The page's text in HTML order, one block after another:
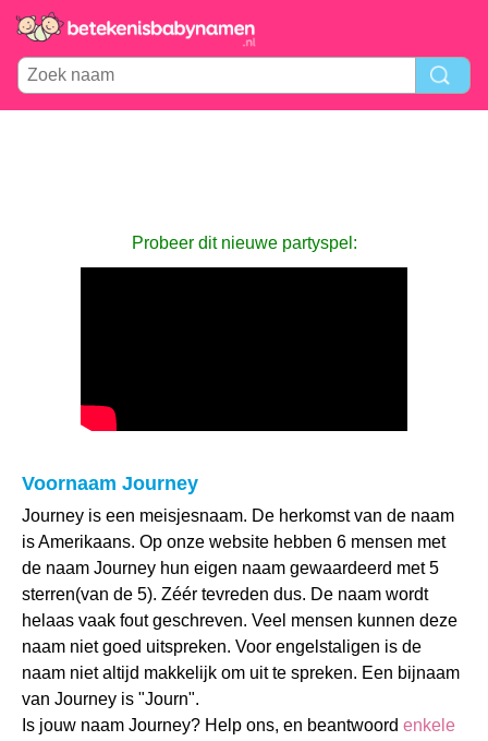
Probeer dit nieuwe partyspel:
Voornaam Journey
Journey is een meisjesnaam. De herkomst van de naam
is Amerikaans. Op onze website hebben 6 mensen met
de naam Journey hun eigen naam gewaardeerd met 5
sterren(van de 5). Zéér tevreden dus. De naam wordt
helaas vaak fout geschreven. Veel mensen kunnen deze
naam niet goed uitspreken. Voor engelstaligen is de
naam niet altijd makkelijk om uit te spreken. Een bijnaam
van Journey is "Journ".
Is jouw naam Journey? Help ons, en beantwoord enkele